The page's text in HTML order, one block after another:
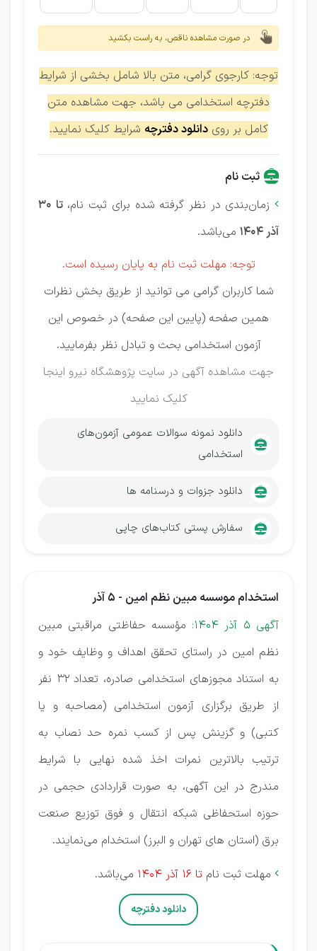
در صورت مشاهده ناقص، به راست بکشید
توجه: کارجوی گرامی، متن بالا شامل بخشی از شرایط
دفترچه استخدامی می باشد، جهت مشاهده متن
کامل بر رویدانلود دفترچه شرایط کلیک نمایید.
ثبت نام
زمان‌بندی در نظر گرفته شده برای ثبت نام،
تا 30
آذر 1404
می‌باشد.
توجه: مهلت ثبت نام به پایان رسیده است.
شما کاربران گرامی می توانید از طریق بخش نظرات
همین صفحه (پایین این صفحه) در خصوص این
آزمون استخدامی بحث و تبادل نظر بفرمایید.
جهت مشاهده آگهی در سایت پژوهشگاه نیرو اینجا
کلیک نمایید
دانلود نمونه سوالات عمومی آزمون‌های
استخدامی
دانلود جزوات و درسنامه ها
سفارش پستی کتاب‌های چاپی
استخدام موسسه مبین نظم امین - 5 آذر
آگهی 5 آذر 1404:
مؤسسه حفاظتی مراقبتی مبین
نظم امین در راستای تحقق اهداف و وظایف خود و
به استناد مجوزهای استخدامی صادره، تعداد 32 نفر
از طریق برگزاری آزمون استخدامی (مصاحبه و یا
کتبی) و گزینش پس از کسب نمره حد نصاب به
ترتیب بالاترین نمرات اخذ شده نهایی با شرایط
مندرج در این آگهی، به صورت قراردادی حجمی در
حوزه استحفاظی شبکه انتقال و فوق توزیع صنعت
برق (استان های تهران و البرز) استخدام می‌نمایند.
 مهلت ثبت نام تا 16 آذر 1404 می‌باشد.
دانلود دفترچه